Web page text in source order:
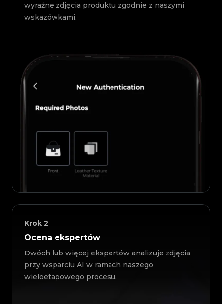
wyraźne zdjęcia produktu zgodnie z naszymi
wskazówkami.
Krok 2
Ocena ekspertów
Dwóch lub więcej ekspertów analizuje zdjęcia
przy wsparciu AI w ramach naszego
wieloetapowego procesu.